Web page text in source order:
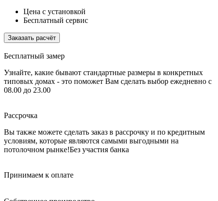
Цена с установкой
Бесплатный сервис
Заказать расчёт
Бесплатный замер
Узнайте, какие бывают стандартные размеры в конкретных
типовых домах - это поможет Вам сделать выбор ежедневно с
08.00 до 23.00
Рассрочка
Вы также можете сделать заказ в рассрочку и по кредитным
условиям, которые являются самыми выгодными на
потолочном рынке!Без участия банка
Принимаем к оплате